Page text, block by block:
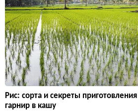
Рис: сорта и секреты
гарнир в кашу